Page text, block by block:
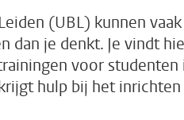
(UBL) kunnen vaak
dan je denkt. Je vindt
voor studenten
hulp bij het inrichten